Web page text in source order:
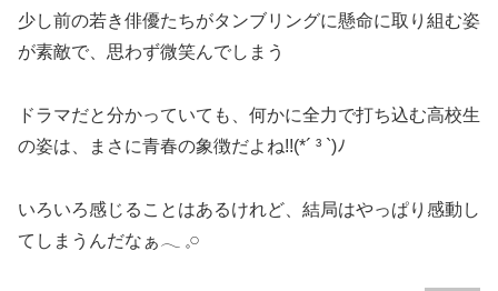
少し前の若き俳優たちがタンブリングに懸命に取り組む姿
が素敵で、思わず微笑んでしまう
ドラマだと分かっていても、何かに全力で打ち込む高校生
の姿は、まさに青春の象徴だよね!!(*´ ³ `)ﾉ
いろいろ感じることはあるけれど、結局はやっぱり感動し
てしまうんだなぁ𓂃 𓈒𓏸